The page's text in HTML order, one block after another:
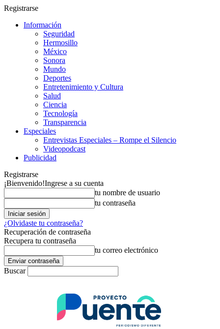
Registrarse
Información
Seguridad
Hermosillo
México
Sonora
Mundo
Deportes
Entretenimiento y Cultura
Salud
Ciencia
Tecnología
Transparencia
Especiales
Entrevistas Especiales – Rompe el Silencio
Videopodcast
Publicidad
Registrarse
¡Bienvenido!Ingrese a su cuenta
tu nombre de usuario
tu contraseña
¿Olvidaste tu contraseña?
Recuperación de contraseña
Recupera tu contraseña
tu correo electrónico
Buscar